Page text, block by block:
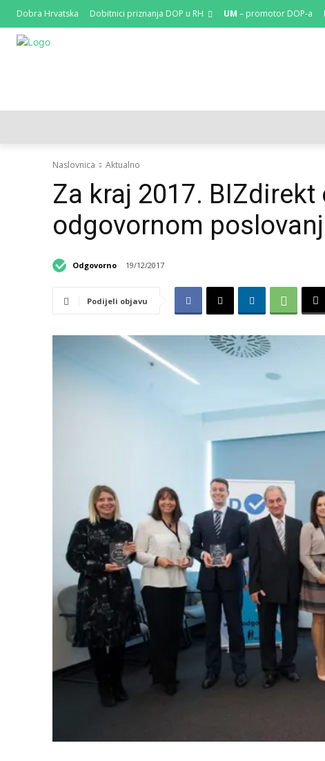
Dobra Hrvatska Dobitnici priznanja DOP u RH UM – promotor DOP-a
Naslovnica Aktualno
Za kraj 2017.
odgovornom
Odgovorno 19/12/2017
Podijeli objavu